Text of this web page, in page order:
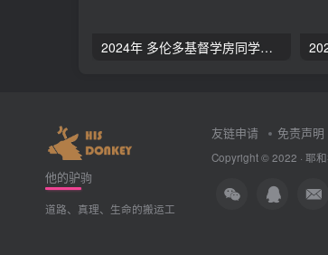
2024年 多伦多基督学房同学聚会：有福的教会（帖后1：1-5） 刘志雄
他的驴驹
道路、真理、生命的搬运工
友链申请 免责声明
Copyright © 2022 · 耶